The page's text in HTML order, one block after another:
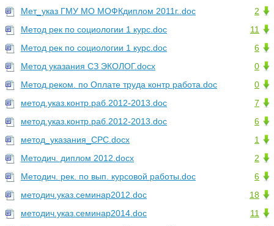
2
Мет_указ ГМУ МО МОФКдиплом 2011г..doc
11
Метод рек по социологии 1 курс.doc
6
Метод рек по социологии 1 курс.doc
0
Метод указания СЗ ЭКОЛОГ.docx
0
Метод.реком. по Оплате труда контр работа.doc
7
метод.указ.контр.раб.2012-2013.doc
6
метод.указ.контр.раб.2012-2013.doc
1
метод_указания_СРС.docx
2
Методич. диплом 2012.docx
6
Методич. рек. по вып. курсовой работы.doc
18
методич.указ.семинар2012.doc
11
методич.указ.семинар2014.doc